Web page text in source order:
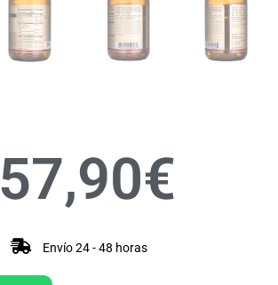
57,90€
Envío 24 - 48 horas